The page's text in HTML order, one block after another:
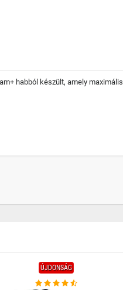
habból készült, amely maximális
ÚJDONSÁG